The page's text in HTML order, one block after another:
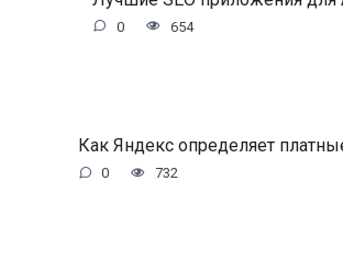
0 654
Как Яндекс определяет
0 732